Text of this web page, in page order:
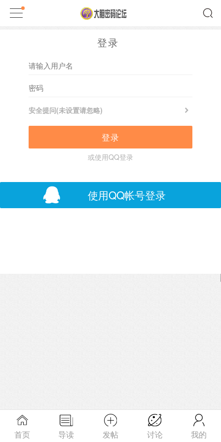
登录
安全提问(未设置请忽略)
登录
或使用QQ登录
使用QQ帐号登录
首页 导读 发帖 讨论 我的